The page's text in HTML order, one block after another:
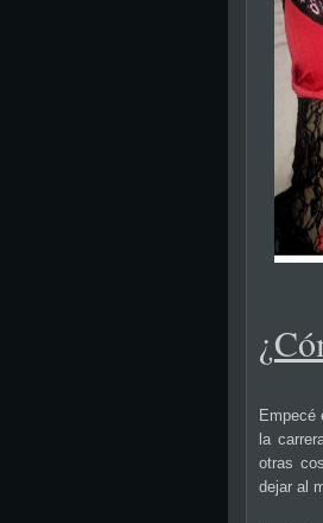
¿
Empecé
la
otras
dejar al